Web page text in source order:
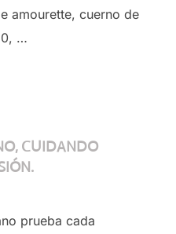
amourette, cuerno de
…
CUIDANDO
prueba cada